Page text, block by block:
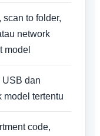
scan to folder,
network
model
USB dan
model tertentu
code,